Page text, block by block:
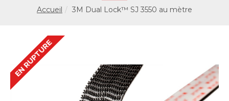
Accueil 3M Dual Lock™ SJ 3550 au mètre
EN RUPTURE